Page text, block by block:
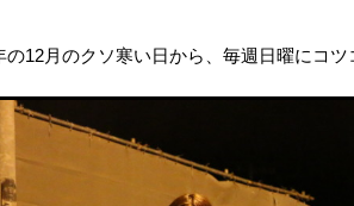
の12月のクソ寒い日から、毎週日曜にコツ